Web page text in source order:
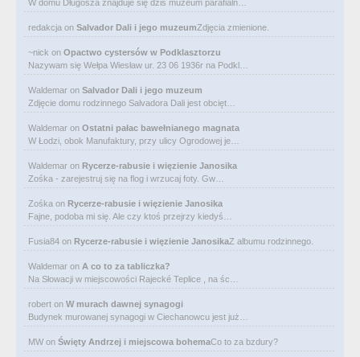
W domu Długosza znajduje się dziś muzeum parafialn…
redakcja on Salvador Dali i jego muzeumZdjęcia zmienione.
~nick on Opactwo cystersów w Podklasztorzu
Nazywam się Wełpa Wiesław ur. 23 06 1936r na Podkl…
Waldemar on Salvador Dali i jego muzeum
Zdjęcie domu rodzinnego Salvadora Dali jest obcięt…
Waldemar on Ostatni pałac bawełnianego magnata
W Łodzi, obok Manufaktury, przy ulicy Ogrodowej je…
Waldemar on Rycerze-rabusie i więzienie Janosika
Zośka - zarejestruj się na flog i wrzucaj foty. Gw…
Zośka on Rycerze-rabusie i więzienie Janosika
Fajne, podoba mi się. Ale czy ktoś przejrzy kiedyś…
Fusia84 on Rycerze-rabusie i więzienie JanosikaZ albumu rodzinnego.
Waldemar on A co to za tabliczka?
Na Słowacji w miejscowości Rajecké Teplice , na śc…
robert on W murach dawnej synagogi
Budynek murowanej synagogi w Ciechanowcu jest już…
MW on Święty Andrzej i miejscowa bohemaCo to za bzdury?